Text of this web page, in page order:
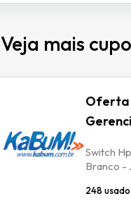
Veja mais
Oferta
Switch
Branco -
248